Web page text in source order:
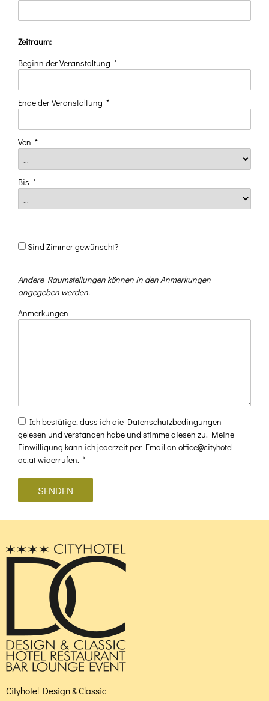
Zeitraum:
Beginn der Veranstaltung *
Ende der Veranstaltung *
Von *
Bis *
Sind Zimmer gewünscht?
Anreise
Andere Raumstellungen können in den Anmerkungen
angegeben werden.
Anmerkungen
Ich bestätige, dass ich die Datenschutzbedingungen
gelesen und verstanden habe und stimme diesen zu. Meine
Einwilligung kann ich jederzeit per Email an office@cityhotel-
dc.at widerrufen. *
Bitte
dieses
Feld
Bitte
dieses
Feld
Cityhotel Design & Classic